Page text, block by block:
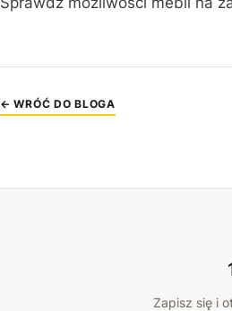
← WRÓĆ DO BLOGA
Zapisz się i